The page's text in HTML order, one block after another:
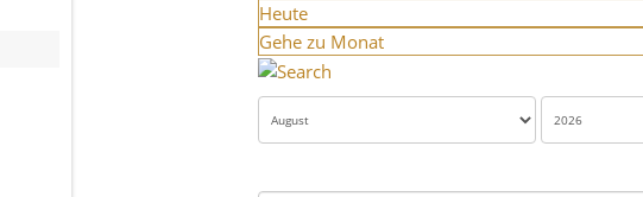
Heute
Gehe zu Monat